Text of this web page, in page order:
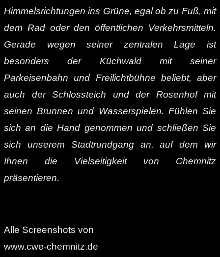
Himmelsrichtungen ins Grüne, egal ob zu Fuß, mit
dem Rad oder den öffentlichen Verkehrsmitteln.
Gerade wegen seiner zentralen Lage ist
besonders der Küchwald mit seiner
Parkeisenbahn und Freilichtbühne beliebt, aber
auch der Schlossteich und der Rosenhof mit
seinen Brunnen und Wasserspielen. Fühlen Sie
sich an die Hand genommen und schließen Sie
sich unserem Stadtrundgang an, auf dem wir
Ihnen die Vielseitigkeit von Chemnitz
präsentieren.
Alle Screenshots von
www.cwe-chemnitz.de